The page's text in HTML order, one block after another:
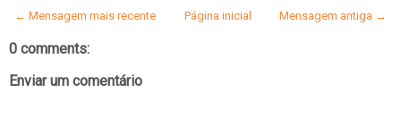
← Mensagem mais recente Mensagem antiga →
Página inicial
0 comments:
Enviar um comentário